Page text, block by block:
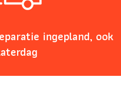
ingepland, ook